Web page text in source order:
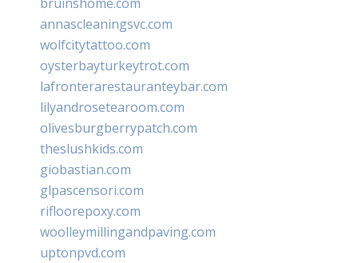
annascleaningsvc.com
wolfcitytattoo.com
oysterbayturkeytrot.com
lafronterarestauranteybar.com
lilyandrosetearoom.com
olivesburgberrypatch.com
theslushkids.com
giobastian.com
glpascensori.com
rifloorepoxy.com
woolleymillingandpaving.com
uptonpvd.com